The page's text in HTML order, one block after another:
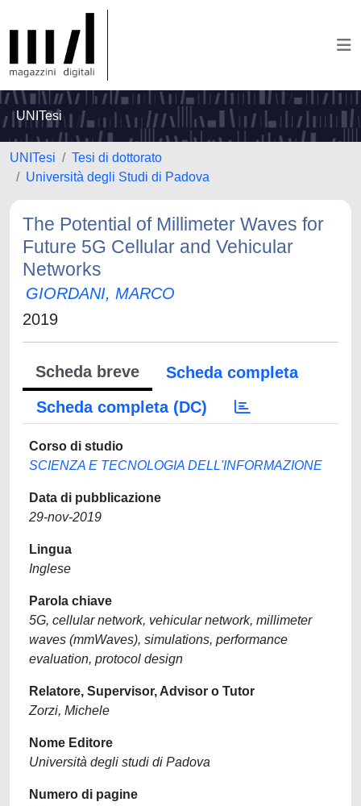
UNITesi
UNITesi
Tesi di dottorato
Università degli Studi di Padova
The Potential of Millimeter Waves for
Future 5G Cellular and Vehicular
Networks
GIORDANI, MARCO
2019
Scheda breve
Scheda completa
Scheda completa (DC)
Corso di studio
SCIENZA E TECNOLOGIA DELL'INFORMAZIONE
Data di pubblicazione
29-nov-2019
Lingua
Inglese
Parola chiave
5G, cellular network, vehicular network, millimeter
waves (mmWaves), simulations, performance
evaluation, protocol design
Relatore, Supervisor, Advisor o Tutor
Zorzi, Michele
Nome Editore
Università degli studi di Padova
Numero di pagine